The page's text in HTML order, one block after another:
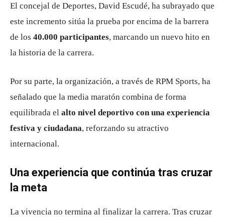
El concejal de Deportes, David Escudé, ha subrayado que
este incremento sitúa la prueba por encima de la barrera
de los 40.000 participantes, marcando un nuevo hito en
la historia de la carrera.
Por su parte, la organización, a través de RPM Sports, ha
señalado que la media maratón combina de forma
equilibrada el alto nivel deportivo con una experiencia
festiva y ciudadana, reforzando su atractivo
internacional.
Una experiencia que continúa tras cruzar
la meta
La vivencia no termina al finalizar la carrera. Tras cruzar